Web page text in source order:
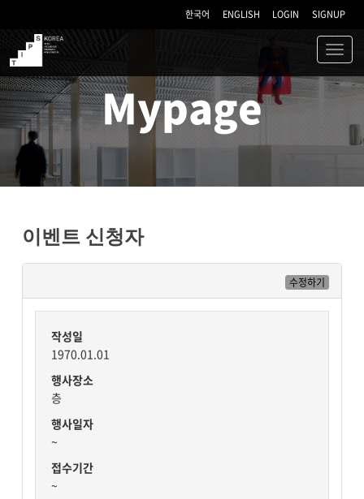
한국어 ENGLISH LOGIN SIGNUP
TIPS
Mypage
이벤트 신청자
수정하기
작성일
1970.01.01
행사장소
층
행사일자
~
접수기간
~